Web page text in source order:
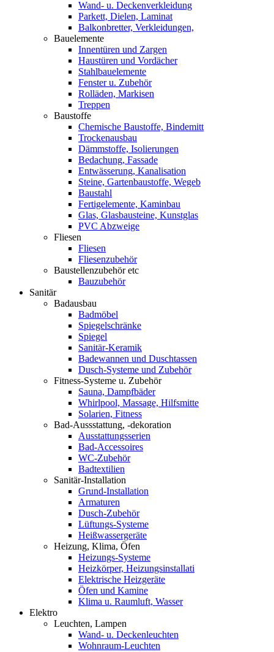
Wand- u. Deckenverkleidung
Parkett, Dielen, Laminat
Balkonbretter, Verkleidungen,
Bauelemente
Innentüren und Zargen
Haustüren und Vordächer
Stahlbauelemente
Fenster u. Zubehör
Rolläden, Markisen
Treppen
Baustoffe
Chemische Baustoffe, Bindemitt
Trockenausbau
Dämmstoffe, Isolierungen
Bedachung, Fassade
Entwässerung, Kanalisation
Steine, Gartenbaustoffe, Wegeb
Baustahl
Fertigelemente, Kaminbau
Glas, Glasbausteine, Kunstglas
PVC Abzweige
Fliesen
Fliesen
Fliesenzubehör
Baustellenzubehör etc
Bauzubehör
Sanitär
Badausbau
Badmöbel
Spiegelschränke
Spiegel
Sanitär-Keramik
Badewannen und Duschtassen
Dusch-Systeme und Zubehör
Fitness-Systeme u. Zubehör
Sauna, Dampfbäder
Whirlpool, Massage, Hilfsmitte
Solarien, Fitness
Bad-Aussstattung, -dekoration
Ausstattungsserien
Bad-Accessoires
WC-Zubehör
Badtextilien
Sanitär-Installation
Grund-Installation
Armaturen
Dusch-Zubehör
Lüftungs-Systeme
Heißwassergeräte
Heizung, Klima, Öfen
Heizungs-Systeme
Heizkörper, Heizungsinstallati
Elektrische Heizgeräte
Öfen und Kamine
Klima u. Raumluft, Wasser
Elektro
Leuchten, Lampen
Wand- u. Deckenleuchten
Wohnraum-Leuchten